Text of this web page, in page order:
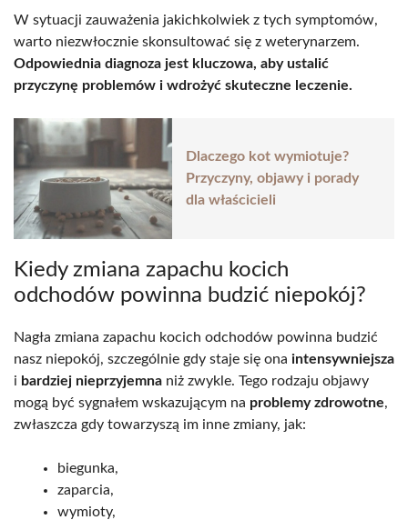
W sytuacji zauważenia jakichkolwiek z tych symptomów,
warto niezwłocznie skonsultować się z weterynarzem.
Odpowiednia diagnoza jest kluczowa, aby ustalić
przyczynę problemów i wdrożyć skuteczne leczenie.
Dlaczego kot wymiotuje?
Przyczyny, objawy i porady
dla właścicieli
Kiedy zmiana zapachu kocich
odchodów powinna budzić niepokój?
Nagła zmiana zapachu kocich odchodów powinna budzić
nasz niepokój, szczególnie gdy staje się ona intensywniejsza
i bardziej nieprzyjemna niż zwykle. Tego rodzaju objawy
mogą być sygnałem wskazującym na problemy zdrowotne,
zwłaszcza gdy towarzyszą im inne zmiany, jak:
biegunka,
zaparcia,
wymioty,